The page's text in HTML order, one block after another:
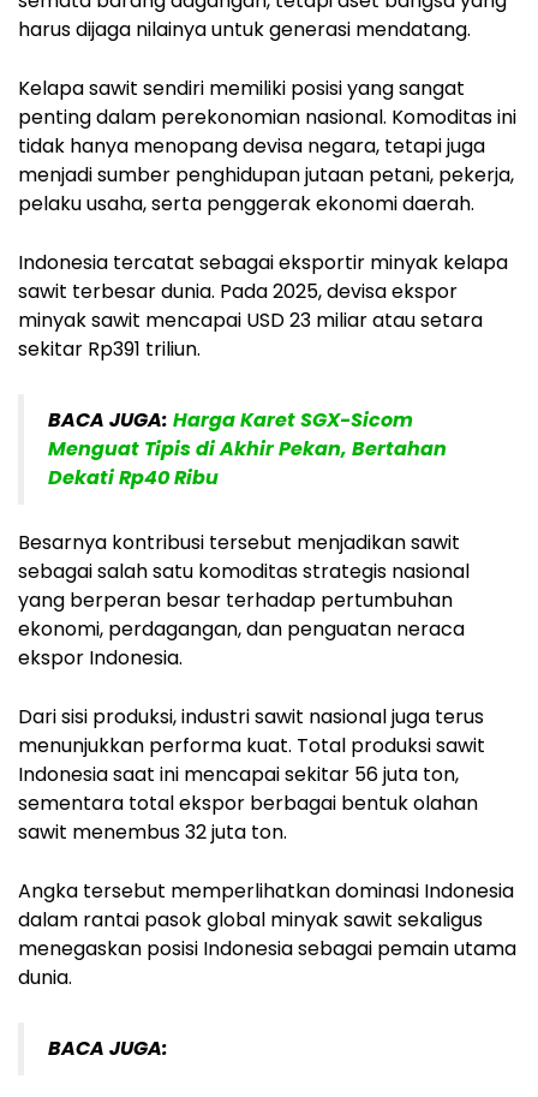
harus dijaga nilainya untuk generasi mendatang.
Kelapa sawit sendiri memiliki posisi yang sangat
penting dalam perekonomian nasional. Komoditas ini
tidak hanya menopang devisa negara, tetapi juga
menjadi sumber penghidupan jutaan petani, pekerja,
pelaku usaha, serta penggerak ekonomi daerah.
Indonesia tercatat sebagai eksportir minyak kelapa
sawit terbesar dunia. Pada 2025, devisa ekspor
minyak sawit mencapai USD 23 miliar atau setara
sekitar Rp391 triliun.
BACA JUGA: Harga Karet SGX-Sicom
Menguat Tipis di Akhir Pekan, Bertahan
Dekati Rp40 Ribu
Besarnya kontribusi tersebut menjadikan sawit
sebagai salah satu komoditas strategis nasional
yang berperan besar terhadap pertumbuhan
ekonomi, perdagangan, dan penguatan neraca
ekspor Indonesia.
Dari sisi produksi, industri sawit nasional juga terus
menunjukkan performa kuat. Total produksi sawit
Indonesia saat ini mencapai sekitar 56 juta ton,
sementara total ekspor berbagai bentuk olahan
sawit menembus 32 juta ton.
Angka tersebut memperlihatkan dominasi Indonesia
dalam rantai pasok global minyak sawit sekaligus
menegaskan posisi Indonesia sebagai pemain utama
dunia.
BACA JUGA: